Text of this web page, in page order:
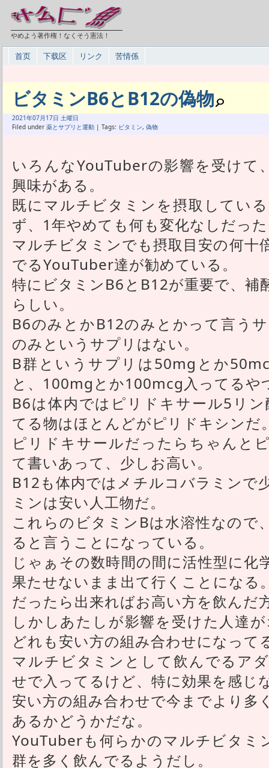
やめよう著作権！なくそう憲法！
首页 下载区 リンク 苦情係
ビタミンB6とB12の偽物
2021年07月 17日 土曜日
Filed under 薬とサプリと運動 | Tags: ビタミン, 偽物
いろんなYouTuberの影響を受けて
興味がある。
既にマルチビタミンを摂取してい
ず、1年やめても何も変化なしだっ
マルチビタミンでも摂取目安の何十
でるYouTuber達が勧めている。
特にビタミンB6とB12が重要で、補
らしい。
B6のみとかB12のみとかって言う
のみというサプリはない。
B群というサプリは50mgとか
と、100mgとか100mcg入ってるや
B6は体内ではピリドキサール5リ
てる物はほとんどがピリドキシンだ
ピリドキサールだったらちゃんと
て書いあって、少しお高い。
B12も体内ではメチルコバラミンで
ミンは安い人工物だ。
これらのビタミンBは水溶性なので
ると言うことになっている。
じゃぁその数時間の間に活性型に化
果たせないまま出て行くことになる
だったら出来ればお高い方を飲んだ
しかしあたしが影響を受けた人達
どれも安い方の組み合わせになって
マルチビタミンとして飲んでるア
せで入ってるけど、特に効果を感じ
安い方の組み合わせで今までより多
あるかどうかだな。
YouTuberも何らかのマルチビタミ
群を多く飲んでるようだし。